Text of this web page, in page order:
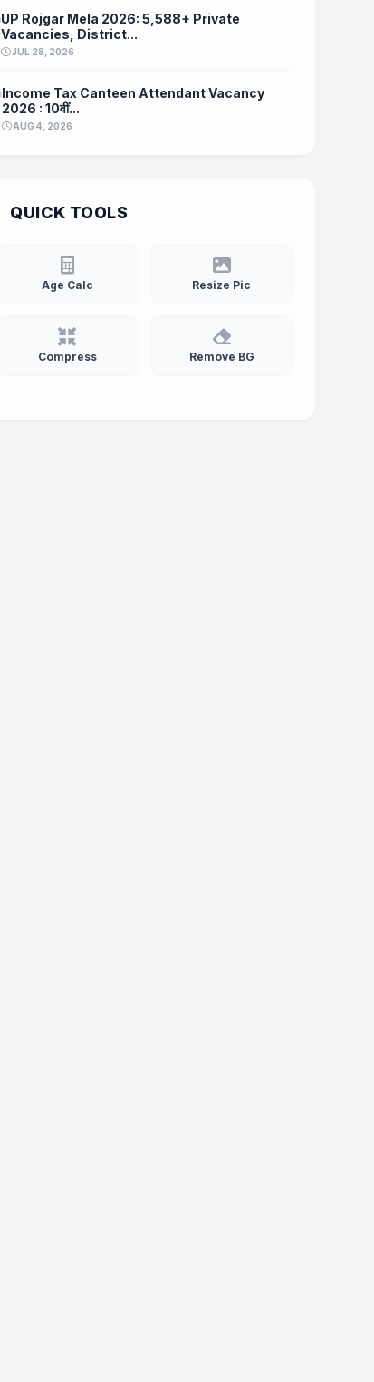
UP Rojgar Mela 2026: 5,588+ Private
Vacancies, District...
JUL 28, 2026
Income Tax Canteen Attendant Vacancy
2026 : 10वीं...
AUG 4, 2026
QUICK TOOLS
Age Calc Resize Pic
Compress Remove BG